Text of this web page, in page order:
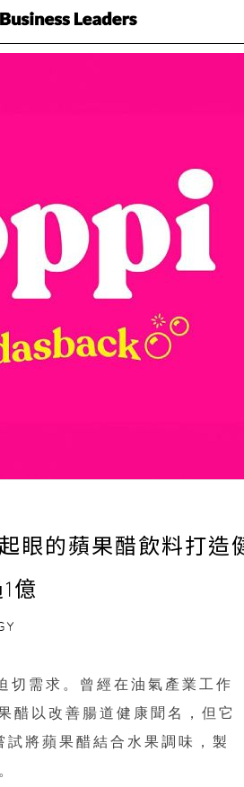
眼的蘋果醋飲料打造
億
需求。曾經在油氣產業工作
醋以改善腸道健康聞名，但它
將蘋果醋結合水果調味，製